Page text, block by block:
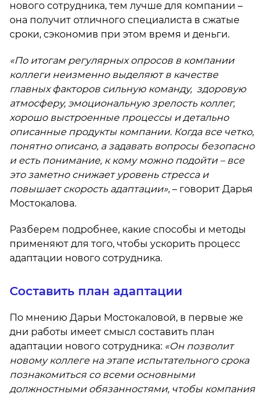
нового сотрудника, тем лучше для компании –
она получит отличного специалиста в сжатые
сроки, сэкономив при этом время и деньги.
«По итогам регулярных опросов в компании
коллеги неизменно выделяют в качестве
главных факторов сильную команду, здоровую
атмосферу, эмоциональную зрелость коллег,
хорошо выстроенные процессы и детально
описанные продукты компании. Когда все четко,
понятно описано, а задавать вопросы безопасно
и есть понимание, к кому можно подойти – все
это заметно снижает уровень стресса и
повышает скорость адаптации», – говорит Дарья
Мостокалова.
Разберем подробнее, какие способы и методы
применяют для того, чтобы ускорить процесс
адаптации нового сотрудника.
Составить план адаптации
По мнению Дарьи Мостокаловой, в первые же
дни работы имеет смысл составить план
адаптации нового сотрудника: «Он позволит
новому коллеге на этапе испытательного срока
познакомиться со всеми основными
должностными обязанностями, чтобы компания